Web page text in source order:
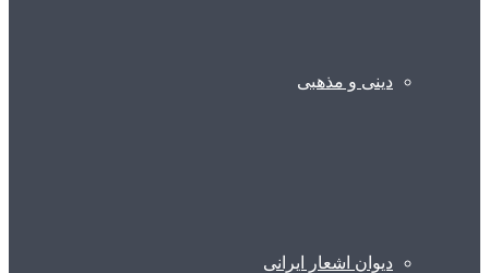
دینی و مذهبی
دیوان اشعار ایرانی